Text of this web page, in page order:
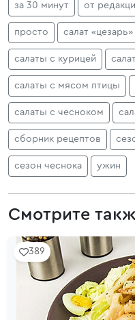
за 30 минут от
просто салат «цезарь»
салаты с курицей
салаты с мясом птицы
салаты с чесноком
сборник рецептов
сезон чеснока ужин
Смотрите
389